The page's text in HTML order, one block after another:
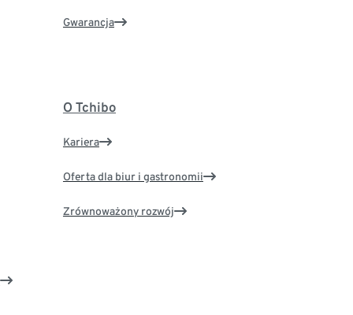
Gwarancja
O Tchibo
Kariera
Oferta dla biur i gastronomii
Zrównoważony rozwój